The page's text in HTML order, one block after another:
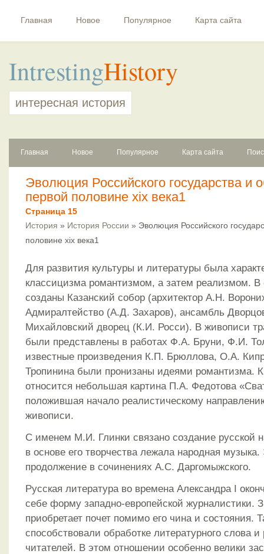
Главная Новое Популярное Карта сайта
IntrestingHistory
интересная история
Главная Новое Популярное Карта сайта
Эволюция Российского государства и
первой половине xix века1
Страница 15
История » История России » Эволюция Российского
половине xix века1
Для развития культуры и литературы была
классицизма романтизмом, а затем реализмом. В
созданы Казанский собор (архитектор А.Н.
Адмиралтейство (А.Д. Захаров), ансамбль
Михайловский дворец (К.И. Росси). В живописи
были представлены в работах Ф.А. Бруни, Ф.И.
известные произведения К.П. Брюллова, О.А.
Тропинина были пронизаны идеями романтизма.
относится небольшая картина П.А. Федотова
положившая начало реалистическому
живописи.
С именем М.И. Глинки связано создание русской
в основе его творчества лежала народная
продолжение в сочинениях А.С. Даргомыжского.
Русская литература во времена Александра I
себе форму западно-европейской журналистики.
приобретает почет помимо его чина и состояния.
способствовали обработке литературного слова
читателей. В этом отношении особенно велики